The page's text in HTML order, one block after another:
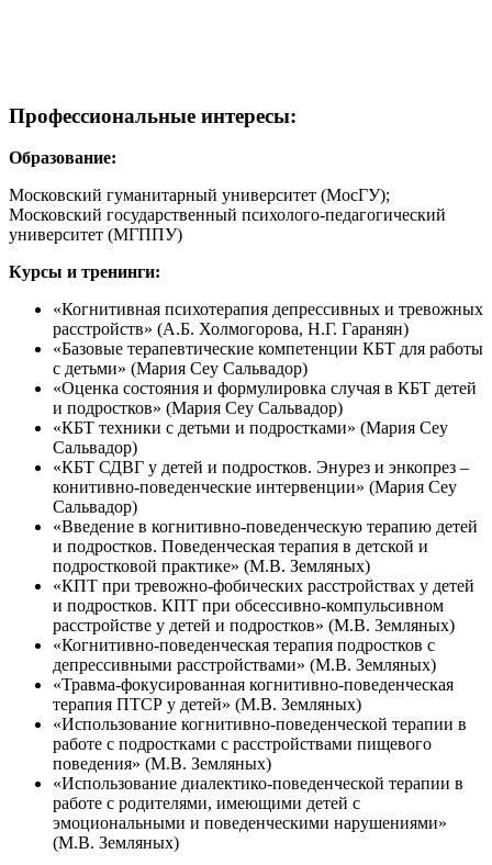
Профессиональные интересы:
Образование:
Московский гуманитарный университет (МосГУ);
Московский государственный психолого-педагогический
университет (МГППУ)
Курсы и тренинги:
«Когнитивная психотерапия депрессивных и тревожных
расстройств» (А.Б. Холмогорова, Н.Г. Гаранян)
«Базовые терапевтические компетенции КБТ для работы
с детьми» (Мария Сеу Сальвадор)
«Оценка состояния и формулировка случая в КБТ детей
и подростков» (Мария Сеу Сальвадор)
«КБТ техники с детьми и подростками» (Мария Сеу
Сальвадор)
«КБТ СДВГ у детей и подростков. Энурез и энкопрез –
конитивно-поведенческие интервенции» (Мария Сеу
Сальвадор)
«Введение в когнитивно-поведенческую терапию детей
и подростков. Поведенческая терапия в детской и
подростковой практике» (М.В. Земляных)
«КПТ при тревожно-фобических расстройствах у детей
и подростков. КПТ при обсессивно-компульсивном
расстройстве у детей и подростков» (М.В. Земляных)
«Когнитивно-поведенческая терапия подростков с
депрессивными расстройствами» (М.В. Земляных)
«Травма-фокусированная когнитивно-поведенческая
терапия ПТСР у детей» (М.В. Земляных)
«Использование когнитивно-поведенческой терапии в
работе с подростками с расстройствами пищевого
поведения» (М.В. Земляных)
«Использование диалектико-поведенческой терапии в
работе с родителями, имеющими детей с
эмоциональными и поведенческими нарушениями»
(М.В. Земляных)